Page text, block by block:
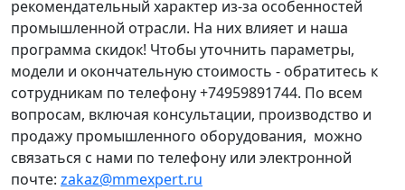
рекомендательный характер из-за особенностей
промышленной отрасли. На них влияет и наша
программа скидок! Чтобы уточнить параметры,
модели и окончательную стоимость - обратитесь к
сотрудникам по телефону +74959891744. По всем
вопросам, включая консультации, производство и
продажу промышленного оборудования, можно
связаться с нами по телефону или электронной
почте: zakaz@mmexpert.ru